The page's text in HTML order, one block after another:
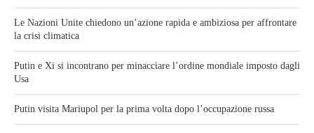
Le Nazioni Unite chiedono un’azione rapida e ambiziosa per affrontare
la crisi climatica
Putin e Xi si incontrano per minacciare l’ordine mondiale imposto dagli
Usa
Putin visita Mariupol per la prima volta dopo l’occupazione russa